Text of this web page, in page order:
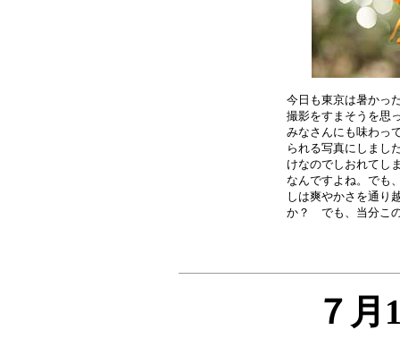
今日も東京は暑かっ
撮影をすまそうを思
みなさんにも味わっ
られる写真にしまし
けなのでしおれてし
なんですよね。でも
しは爽やかさを通り
７月